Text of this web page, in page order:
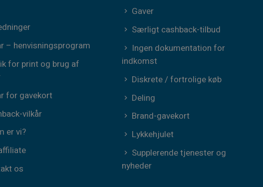
– henvisningsprogram
for print og brug af
for gavekort
vilkår
er vi?
os
Gaver
Særligt cashback-tilbud
Ingen dokumentation for
indkomst
Diskrete / fortrolige køb
Deling
Brand-gavekort
Lykkehjulet
Supplerende tjenester og
nyheder